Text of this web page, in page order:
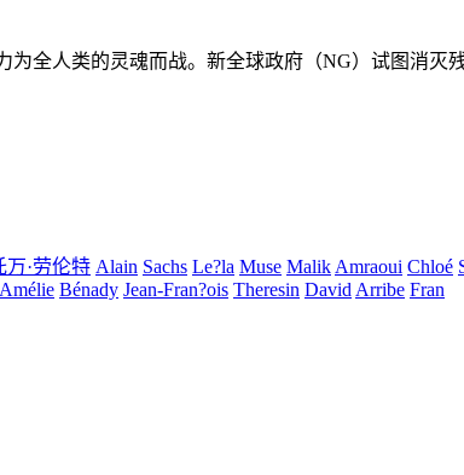
为全人类的灵魂而战。新全球政府（NG）试图消
万·劳伦特 Alain Sachs Le?la Muse MalikAmraoui Chloé
Amélie Bénady Jean-Fran?ois Theresin DavidArribe Fran